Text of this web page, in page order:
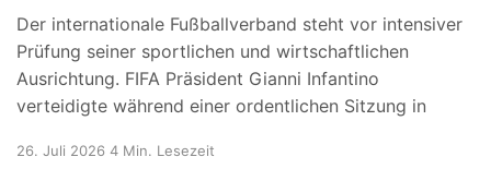
Der internationale Fußballverband steht vor intensiver
Prüfung seiner sportlichen und wirtschaftlichen
Ausrichtung. FIFA Präsident Gianni Infantino
verteidigte während einer ordentlichen Sitzung in
26. Juli 2026 4 Min. Lesezeit